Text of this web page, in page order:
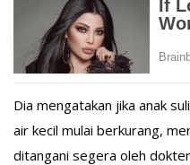
Dia mengatakan jika anak
air kecil mulai berkurang,
ditangani segera oleh